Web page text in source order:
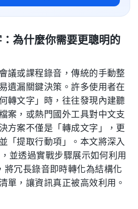
為什麼你需要更聰明的
議或課程錄音，傳統的手動整
遺漏關鍵決策。許多使用者在
轉文字」時，往往發現內建聽
案，或熱門國外工具對中文支
方案不僅是「轉成文字」，更
「提取行動項」。本文將深入
並透過實戰步驟展示如何利用
將冗長錄音即時轉化為結構化
單，讓資訊真正被高效利用。